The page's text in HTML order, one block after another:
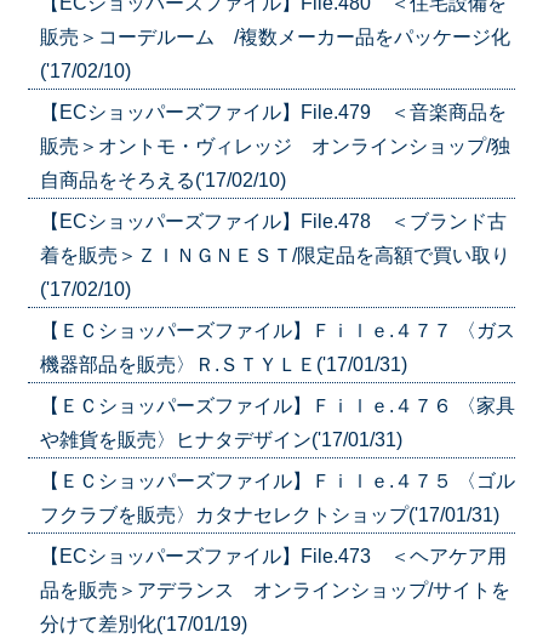
販売＞コーデルーム /複数メーカー品をパッケージ化
('17/02/10)
【ECショッパーズファイル】File.479 ＜音楽商品を
販売＞オントモ・ヴィレッジ オンラインショップ/独
自商品をそろえる('17/02/10)
【ECショッパーズファイル】File.478 ＜ブランド古
着を販売＞ＺＩＮＧＮＥＳＴ/限定品を高額で買い取り
('17/02/10)
【ＥＣショッパーズファイル】Ｆｉｌｅ.４７７ 〈ガス
機器部品を販売〉Ｒ.ＳＴＹＬＥ('17/01/31)
【ＥＣショッパーズファイル】Ｆｉｌｅ.４７６ 〈家具
や雑貨を販売〉ヒナタデザイン('17/01/31)
【ＥＣショッパーズファイル】Ｆｉｌｅ.４７５ 〈ゴル
フクラブを販売〉カタナセレクトショップ('17/01/31)
【ECショッパーズファイル】File.473 ＜ヘアケア用
品を販売＞アデランス オンラインショップ/サイトを
分けて差別化('17/01/19)